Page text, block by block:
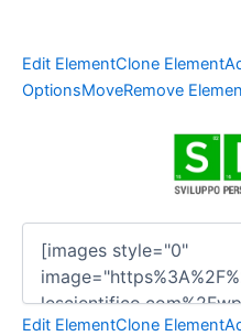
Edit ElementClone Element
OptionsMoveRemove
Edit ElementClone Element